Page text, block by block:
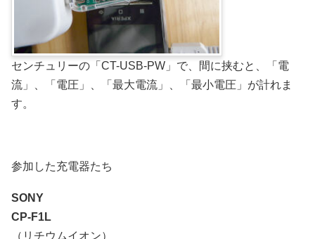
センチュリーの「CT-USB-PW」で、間に挟むと、「電
流」、「電圧」、「最大電流」、「最小電圧」が計れま
す。
参加した充電器たち
SONY
CP-F1L
（リチウムイオン）